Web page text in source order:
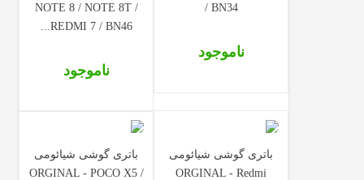
/ BN34
ناموجود
NOTE 8 / NOTE 8T /
REDMI 7 / BN46...
ناموجود
باتری گوشی شیائومی
ORGINAL - Redmi
باتری گوشی شیائومی
ORGINAL - POCO X5 /